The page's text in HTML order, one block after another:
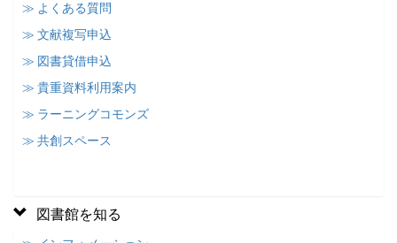
≫ よくある質問
≫ 文献複写申込
≫ 図書貸借申込
≫ 貴重資料利用案内
≫ ラーニングコモンズ
≫ 共創スペース
図書館を知る